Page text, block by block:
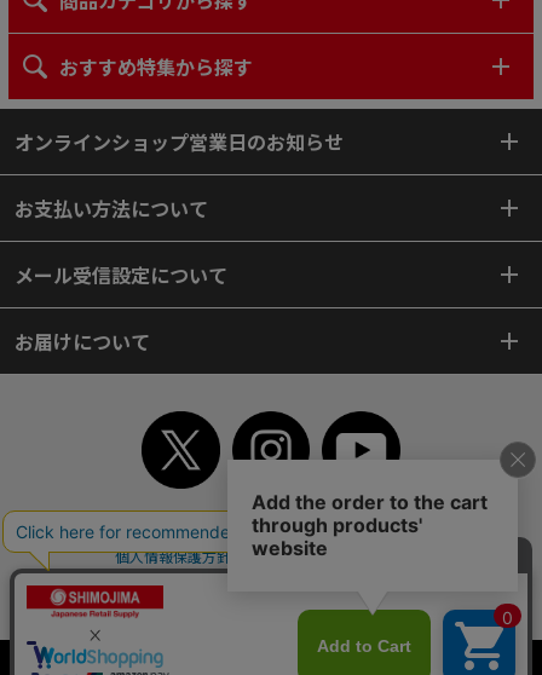
おすすめ特集から探す
オンラインショップ営業日のお知らせ
お支払い方法について
メール受信設定について
お届けについて
TOP 初めてご利用のお客様へ ご利用案内
ご利用規約
個人情報保護方針
特定商取引法
よくあるご質問
お問い合わせ
サイトマップ
Copyright© 2018 SHIMOJIMA Co.,Ltd. All Rights Reserved.